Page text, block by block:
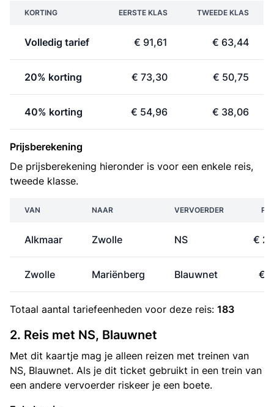
KORTING EERSTE KLAS TWEEDE KLAS
Volledig tarief € 91,61 € 63,44
20% korting € 73,30 € 50,75
40% korting € 54,96 € 38,06
Prijsberekening
De prijsberekening hieronder is voor een enkele reis,
tweede klasse.
VAN NAAR VERVOERDER
Alkmaar Zwolle NS €
Zwolle Mariënberg Blauwnet €
Totaal aantal tariefeenheden voor deze reis: 183
2. Reis met NS, Blauwnet
Met dit kaartje mag je alleen reizen met treinen van
NS, Blauwnet. Als je dit ticket gebruikt in een trein van
een andere vervoerder riskeer je een boete.